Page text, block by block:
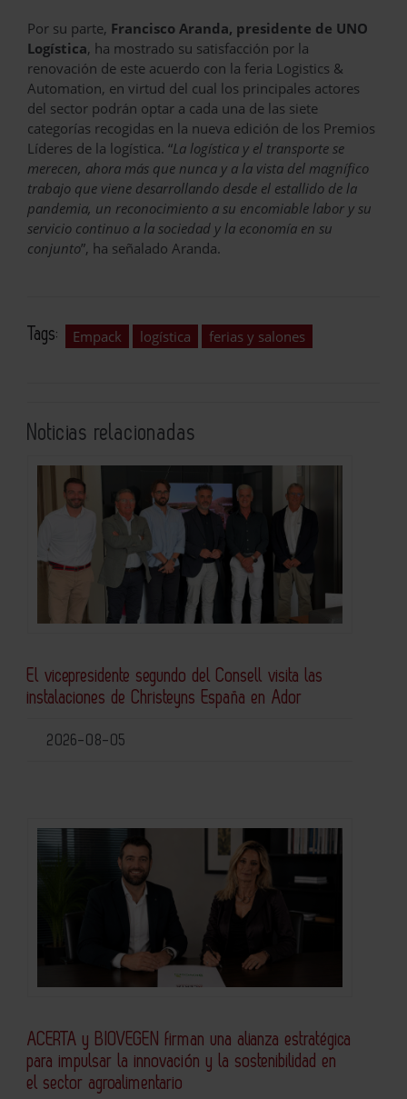
Por su parte, Francisco Aranda, presidente de UNO
Logística, ha mostrado su satisfacción por la
renovación de este acuerdo con la feria Logistics &
Automation, en virtud del cual los principales actores
del sector podrán optar a cada una de las siete
categorías recogidas en la nueva edición de los Premios
Líderes de la logística. “La logística y el transporte se
merecen, ahora más que nunca y a la vista del magnífico
trabajo que viene desarrollando desde el estallido de la
pandemia, un reconocimiento a su encomiable labor y su
servicio continuo a la sociedad y la economía en su
conjunto”, ha señalado Aranda.
Tags: Empack logística ferias y salones
Noticias relacionadas
El vicepresidente segundo del Consell visita las
instalaciones de Christeyns España en Ador
2026-08-05
ACERTA y BIOVEGEN firman una alianza estratégica
para impulsar la innovación y la sostenibilidad en
el sector agroalimentario